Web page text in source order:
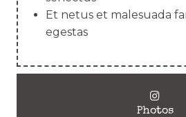
Et netus et malesuada
egestas
Photos